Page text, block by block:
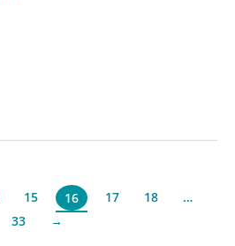
15 16 17 18
…
33
→